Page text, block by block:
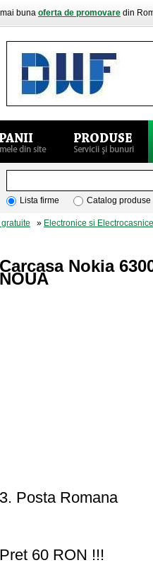
buna oferta de promovare din
Lista firme Catalog produse
» Electronice si Electrocasnice
Carcasa Nokia
NOUA
3. Posta Romana
Pret 60 RON !!!